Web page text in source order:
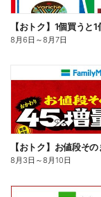
8月6日 ～8月7日
8月3日 ～8月10日